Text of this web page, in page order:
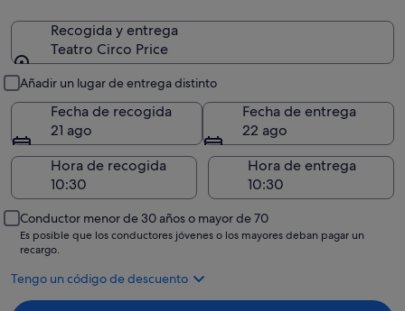
Recogida y entrega
Teatro Circo Price
Añadir un lugar de entrega distinto
Fecha de recogida
21 ago
Fecha de entrega
22 ago
Hora de recogida
Hora de entrega
Conductor menor de 30 años o mayor de 70
Es posible que los conductores jóvenes o los mayores deban pagar un
recargo.
Tengo un código de descuento